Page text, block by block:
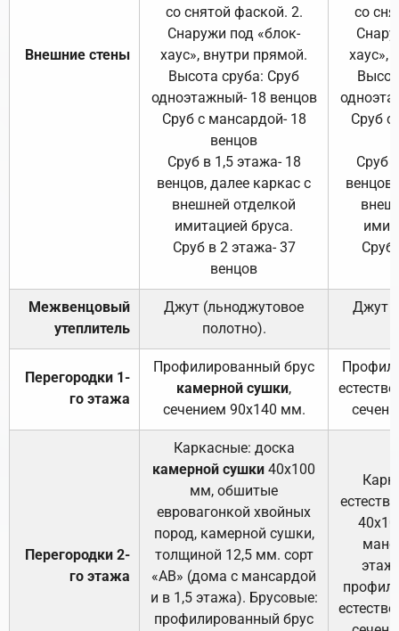
Внешние стены
со снятой фаской. 2.
Снаружи под «блок-
хаус», внутри прямой.
Высота сруба: Сруб
одноэтажный- 18 венцов
Сруб с мансардой- 18
венцов
Сруб в 1,5 этажа- 18
венцов, далее каркас с
внешней отделкой
имитацией бруса.
Сруб в 2 этажа- 37
венцов
со
хаус»,
Сруб с
Сруб
Сруб
Межвенцовый
утеплитель
Джут (льноджутовое
полотно).
Джут
Перегородки 1-
го этажа
Профилированный брус
камерной сушки,
сечением 90х140 мм.
Перегородки 2-
го этажа
Каркасные: доска
камерной сушки 40х100
мм, обшитые
евровагонкой хвойных
пород, камерной сушки,
толщиной 12,5 мм. сорт
«АВ» (дома с мансардой
и в 1,5 этажа). Брусовые:
профилированный брус